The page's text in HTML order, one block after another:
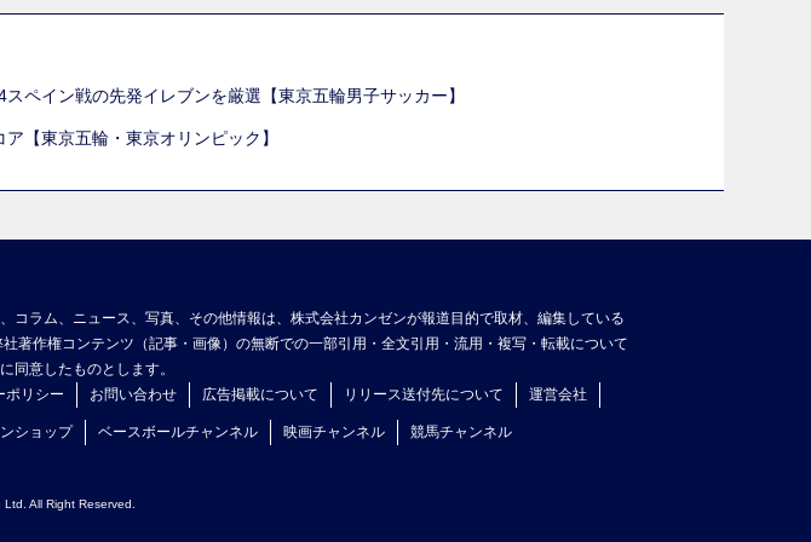
ペイン戦の先発イレブンを厳選【東京五輪男子サッカー】
東京五輪・東京オリンピック】
コラム、ニュース、写真、その他情報は、株式会社カンゼンが報道目的で取材、編集している
著作権コンテンツ（記事・画像）の無断での一部引用・全文引用・流用・複写・転載について
同意したものとします。
ポリシー お問い合わせ 広告掲載について リリース送付先について 運営会社
ショップ ベースボールチャンネル 映画チャンネル 競馬チャンネル
All Right Reserved.